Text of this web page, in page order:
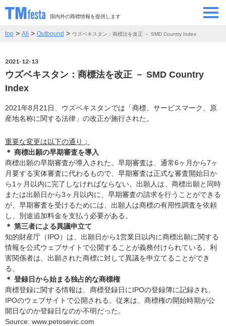
国内外の商標情報を提供します
SEMINAR/EVENT
ABOUT
CONTRIBUTORS
CONTACT
top > All > Outbound > ウズベキスタン：商標法を改正 － SMD Country Index
2021-12-13
ウズベキスタン：商標法を改正 － SMD Country
Index
2021年8月21日、ウズベキスタンでは「商標、サービスマーク、原
産地名称に関する法律」の改正が施行された。
重要な変更は以下の通り；
＊ 商標出願の早期審査を導入
商標出願の早期審査が導入された。早期審査は、通常6ヶ月から7ヶ
月要する実体審査に代わるもので、早期審査は正式な審査開始日か
ら1ヶ月以内に完了しなければならない。出願人は、商標出願と同時
または出願日から3ヶ月以内に、早期審査の請求を行うことができる
が、早期審査を受けるためには、出願人は商標の有用性調査を依頼
し、別途追加料金を支払う必要がある。
＊ 第三者による異議申立て
知的財産庁（IPO）は、出願日から1営業日以内に商標出願に関する
情報を公式ウェブサイトで公開することが義務付けられている。利
害関係者は、出願された商標に対して異議を申立てることができ
る。
＊ 登録日から始まる独占的な商標権
商標登録に関する情報は、商標登録日にIPOの登録簿に記録され、
IPOのウェブサイトで公開される。従来は、商標権の開始時期が公
開日なのか登録日なのか不明だった。
Source: www.petosevic.com